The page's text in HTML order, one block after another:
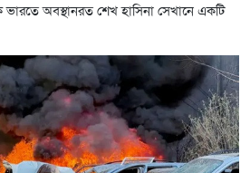
অবস্থানরত শেখ হাসিনা সেখানে একটি